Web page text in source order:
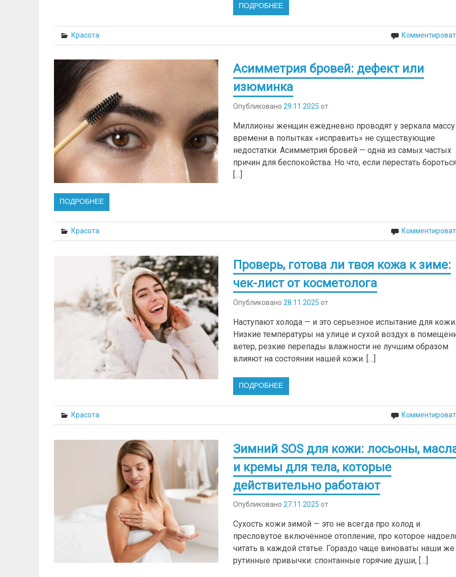
ПОДРОБНЕЕ
Красота
Асимметрия бровей: дефект или
изюминка
Опубликовано29.11.2025 от
Миллионы женщин ежедневно проводят у зеркала массу
времени в попытках «исправить» не существующие
недостатки. Асимметрия бровей — одна из самых частых
причин для беспокойства. Но что, если перестать
[…]
ПОДРОБНЕЕ
Красота
Проверь, готова ли твоя кожа к зиме:
чек-лист от косметолога
Опубликовано28.11.2025 от
Наступают холода — и это серьезное испытание для
Низкие температуры на улице и сухой воздух в
ветер, резкие перепады влажности не лучшим образом
влияют на состоянии нашей кожи. […]
ПОДРОБНЕЕ
Красота
Зимний SOS для кожи: лосьоны,
и кремы для тела, которые
действительно работают
Опубликовано27.11.2025 от
Сухость кожи зимой — это не всегда про холод и
пресловутое включенное отопление, про которое
читать в каждой статье. Гораздо чаще виноваты наши же
рутинные привычки: спонтанные горячие души, […]